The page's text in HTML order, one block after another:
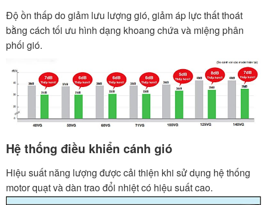
Độ ồn thấp do giảm lưu lượng gió, giảm áp lực thất thoát
bằng cách tối ưu hình dạng khoang chứa và miệng phân
phối gió.
Hệ thống điều khiển cánh gió
Hiệu suất năng lượng được cải thiện khi sử dụng hệ thống
motor quạt và dàn trao đổi nhiệt có hiệu suất cao.